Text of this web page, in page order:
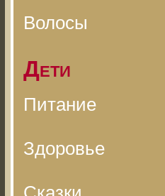
Волосы
Дети
Питание
Здоровье